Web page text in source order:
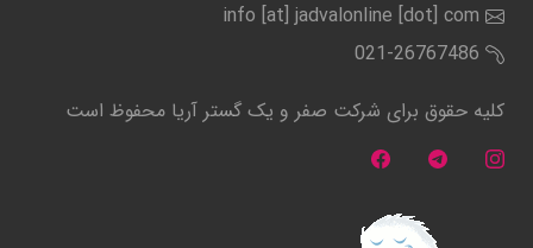
info [at] jadvalonline [dot] com
021-26767486
کلیه حقوق برای شرکت صفر و یک گستر آریا محفوظ است